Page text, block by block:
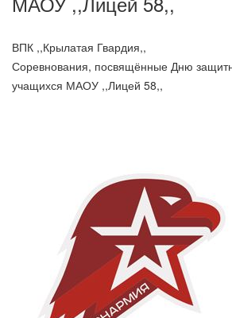
ВПК ,,Крылатая Гвардия,,
Соревнования, посвящённые Дню
учащихся МАОУ ,,Лицей 58,,